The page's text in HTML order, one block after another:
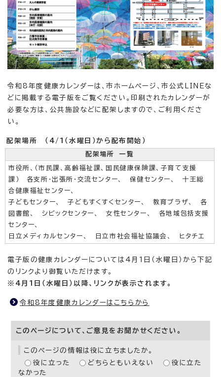
令和8年度健康カレンダーは、市ホームページ、市公式LINEな
どに掲載する電子版をご覧ください。印刷されたカレンダーが
必要な方は、公共施設などに配架しますので、ご利用くださ
い。
配架場所 （4/1（水曜日）から配布開始）
配架場所 一覧
市役所、（市民課、高齢福祉課、国民健康保険課、子育て支援
課） 各支所・出張所・交流センター、 保健センター、 十王総
合健康福祉センター、
子どもセンター、 子どもすくすくセンター、 教育プラザ、 各
図書館、 シビックセンター、 女性センター、 各地域包括支援
センター、
日立メディカルセンター、 日立市社会福祉協議会、 ヒタチエ
電子版の健康カレンダーについては4月1日（水曜日）から下記
のリンクより御覧いただけます。
※4月1日（水曜日）以降、リンクが表示されます。
令和8年度健康カレンダーはこちらから
このページについて、ご意見をお聞かせください。
このページの情報は役に立ちましたか。
役に立った
どちらともいえない
役に立た
なかった